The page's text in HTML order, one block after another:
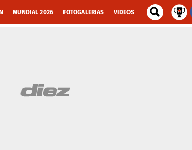
MUNDIAL 2026 FOTOGALERIAS VIDEOS